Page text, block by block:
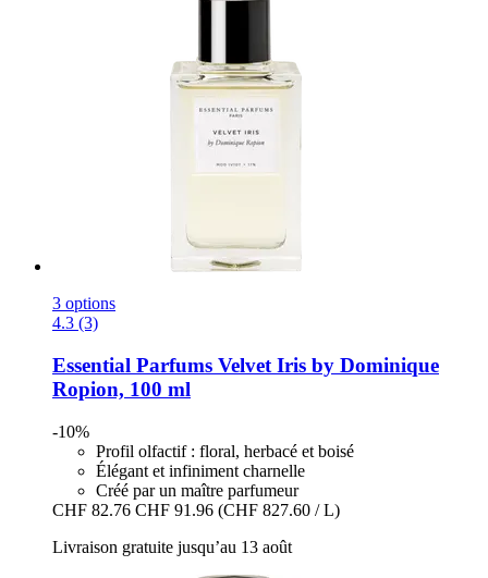
3 options
4.3 (3)
Essential Parfums Velvet Iris by Dominique
Ropion, 100 ml
-10%
Profil olfactif : floral, herbacé et boisé
Élégant et infiniment charnelle
Créé par un maître parfumeur
CHF 82.76 CHF 91.96 (CHF 827.60 / L)
Livraison gratuite jusqu’au 13 août